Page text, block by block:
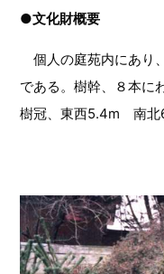
●文化財概要
個人の庭苑内にあり
である。樹幹、８本
樹冠、東西5.4m 南